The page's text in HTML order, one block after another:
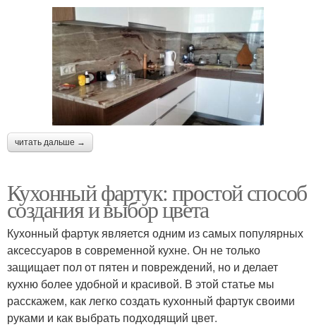
читать дальше →
Кухонный фартук: простой способ
создания и выбор цвета
Кухонный фартук является одним из самых популярных
аксессуаров в современной кухне. Он не только
защищает пол от пятен и повреждений, но и делает
кухню более удобной и красивой. В этой статье мы
расскажем, как легко создать кухонный фартук своими
руками и как выбрать подходящий цвет.